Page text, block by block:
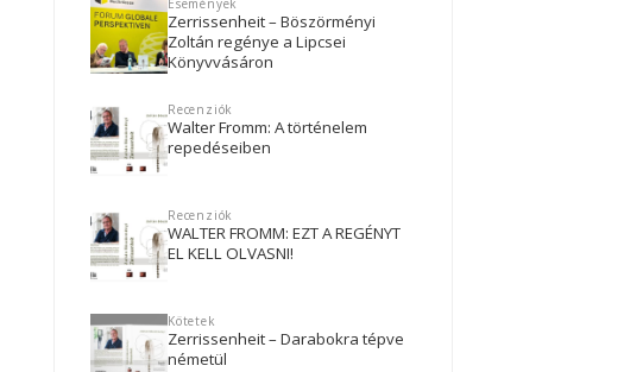
Események
Zerrissenheit – Böszörményi
Zoltán regénye a Lipcsei
Könyvvásáron
Recenziók
Walter Fromm: A történelem
repedéseiben
Recenziók
WALTER FROMM: EZT A REGÉNYT
EL KELL OLVASNI!
Kötetek
Zerrissenheit – Darabokra tépve
németül